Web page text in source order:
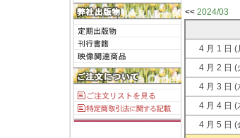
<< 2024/03
4 月 1 日 (
4 月 2 日 (
4 月 3 日 (
4 月 4 日 (
4 月 5 日 (